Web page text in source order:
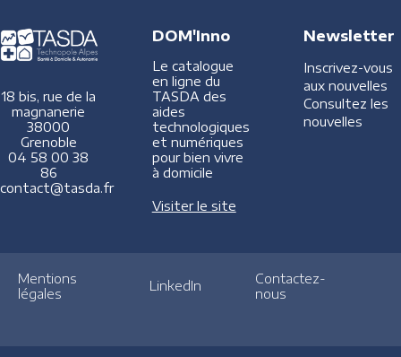
18 bis, rue de la
magnanerie
38000
Grenoble
04 58 00 38
86
contact@tasda.fr
DOM'Inno
Le catalogue
en ligne du
TASDA des
aides
technologiques
et numériques
pour bien vivre
à domicile
Visiter le site
Newsletter
Inscrivez-vous
aux nouvelles
Consultez les
nouvelles
Mentions
légales
LinkedIn
Contactez-
nous